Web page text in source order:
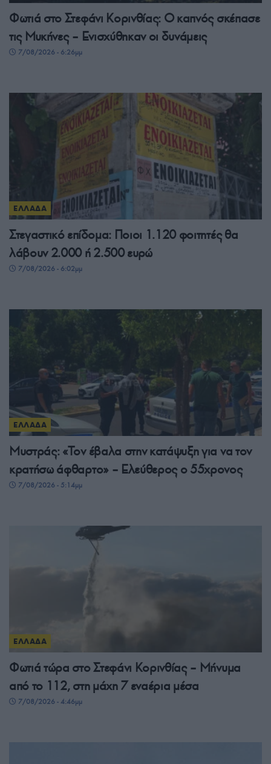
Φωτιά στο Στεφάνι Κορινθίας: Ο καπνός σκέπασε
τις Μυκήνες – Ενισχύθηκαν οι δυνάμεις
7/08/2026 - 6:26μμ
ΕΛΛΑΔΑ
Στεγαστικό επίδομα: Ποιοι 1.120 φοιτητές θα
λάβουν 2.000 ή 2.500 ευρώ
7/08/2026 - 6:02μμ
ΕΛΛΑΔΑ
Μυστράς: «Τον έβαλα στην κατάψυξη για να τον
κρατήσω άφθαρτο» – Ελεύθερος ο 55χρονος
7/08/2026 - 5:14μμ
ΕΛΛΑΔΑ
Φωτιά τώρα στο Στεφάνι Κορινθίας – Μήνυμα
από το 112, στη μάχη 7 εναέρια μέσα
7/08/2026 - 4:46μμ